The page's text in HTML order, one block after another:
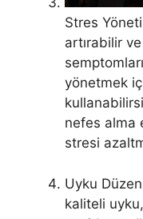
Stres
artırabilir
yönetmek
nefes alma
stresi
Uyku
kaliteli